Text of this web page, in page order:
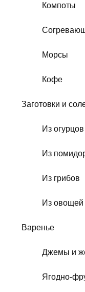
Компоты
Морсы
Кофе
Заготовки и
Из огурцов
Из
Из грибов
Из овощей
Варенье
Джемы и
Ягодно-